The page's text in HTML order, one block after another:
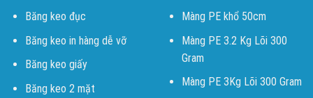
Băng keo đục
Băng keo in hàng dễ vỡ
Băng keo giấy
Băng keo 2 mặt
Màng PE khổ 50cm
Màng PE 3.2 Kg Lõi 300
Gram
Màng PE 3Kg Lõi 300 Gram